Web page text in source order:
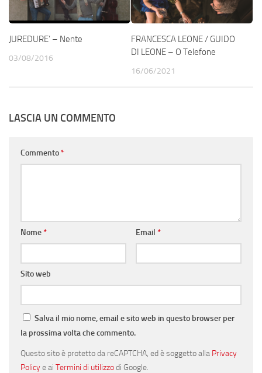
JUREDURE’ – Nente
03/08/2016
FRANCESCA LEONE / GUIDO
DI LEONE – O Telefone
16/06/2021
LASCIA UN COMMENTO
Commento*
Nome* Email *
Sito web
Salva il mio nome, email e sito web in questo browser per
la prossima volta che commento.
Questo sito è protetto da reCAPTCHA, ed è soggetto alla Privacy
Policye ai Termini di utilizzodi Google.